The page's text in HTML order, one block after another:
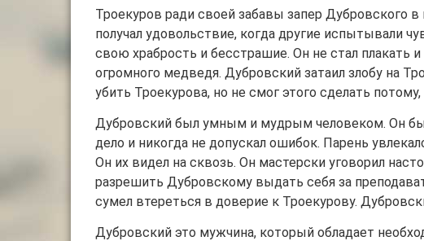
Троекуров ради своей забавы запер Дубровского
получал удовольствие, когда другие испытывали
свою храбрость и бесстрашие. Он не стал плакать
огромного медведя. Дубровский затаил злобу на
убить Троекурова, но не смог этого сделать
Дубровский был умным и мудрым человеком. Он
дело и никогда не допускал ошибок. Парень
Он их видел на сквозь. Он мастерски уговорил
разрешить Дубровскому выдать себя за
сумел втереться в доверие к Троекурову.
Дубровский это мужчина, который обладает